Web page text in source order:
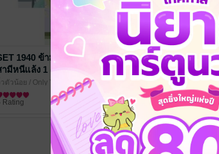
1940 ข้ามเวลามาพา
ามีหนีแล้ง 1 (ยังไม่จบ)
วตัวน้อย / Only Y
ายรักจีนโบราณ
Rating